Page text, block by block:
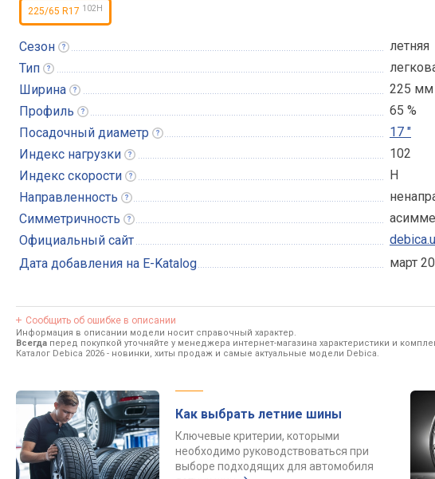
225/65 R17 102 H
Сезон
летняя
Тип
Ширина
225 мм
Профиль
65 %
Посадочный диаметр
17 "
Индекс нагрузки
102
Индекс скорости
H
Направленность
Симметричность
Официальный сайт
Дата добавления на E-Katalog
март
Сообщить об ошибке в описании
Информация в описании модели носит справочный характер.
Всегда перед покупкой уточняйте у менеджера интернет-магазина характеристики и
Каталог Debica 2026 - новинки, хиты продаж и самые актуальные модели Debica.
Как выбрать летние шины
Ключевые критерии, которыми
необходимо руководствоваться при
выборе подходящих для автомобиля